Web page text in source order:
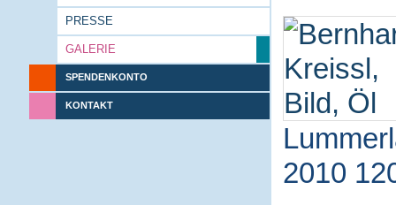
PRESSE
GALERIE
SPENDENKONTO
KONTAKT
2010